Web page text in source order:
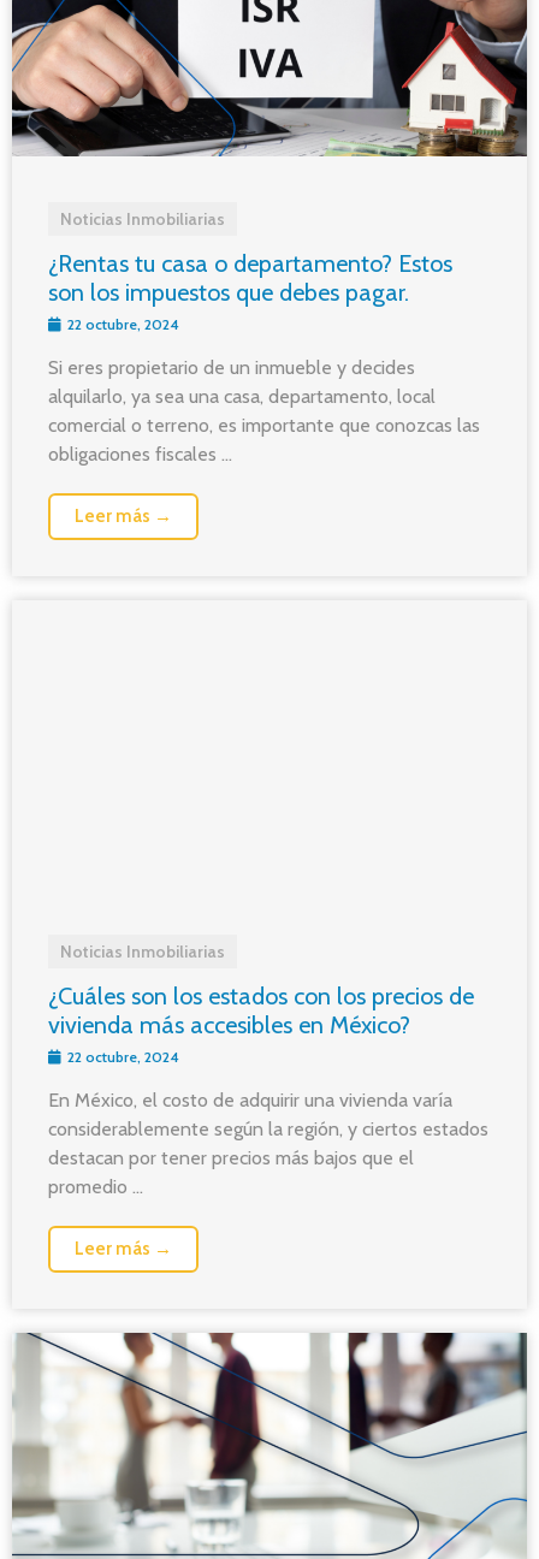
Noticias Inmobiliarias
¿Rentas tu casa o departamento? Estos
son los impuestos que debes pagar.
22 octubre, 2024
Si eres propietario de un inmueble y decides
alquilarlo, ya sea una casa, departamento, local
comercial o terreno, es importante que conozcas las
obligaciones fiscales ...
Leer más →
Noticias Inmobiliarias
¿Cuáles son los estados con los precios de
vivienda más accesibles en México?
22 octubre, 2024
En México, el costo de adquirir una vivienda varía
considerablemente según la región, y ciertos estados
destacan por tener precios más bajos que el
promedio ...
Leer más →